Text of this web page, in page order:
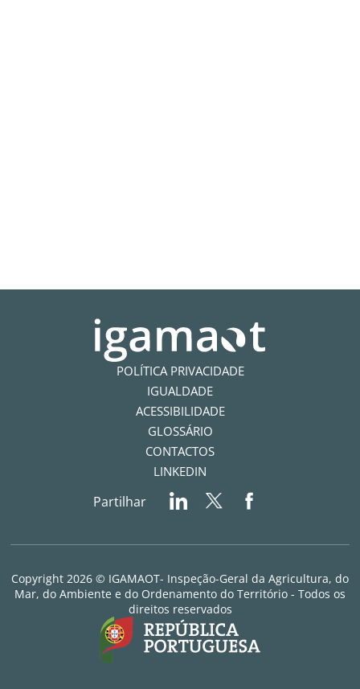
POLÍTICA PRIVACIDADE
IGUALDADE
ACESSIBILIDADE
GLOSSÁRIO
CONTACTOS
LINKEDIN
Partilhar
Copyright 2026 © IGAMAOT- Inspeção-Geral da Agricultura, do
Mar, do Ambiente e do Ordenamento do Território - Todos os
direitos reservados